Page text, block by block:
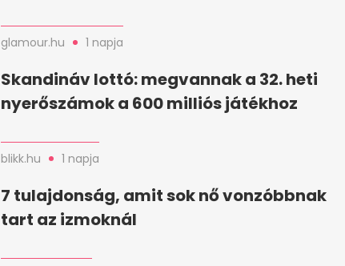
glamour.hu 1 napja
Skandináv lottó: megvannak a 32. heti
nyerőszámok a 600 milliós játékhoz
blikk.hu 1 napja
7 tulajdonság, amit sok nő vonzóbbnak
tart az izmoknál